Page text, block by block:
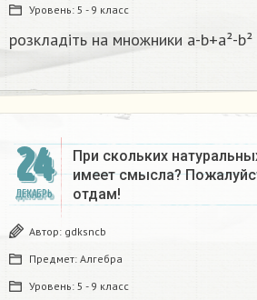
Уровень: 5 - 9 класс
розкладіть на множники а-b+a²-b²​
24
ДЕКАБРЬ
При скольких
имеет смысла?
отдам!
Автор: gdksncb
Предмет: Алгебра
Уровень: 5 - 9 класс